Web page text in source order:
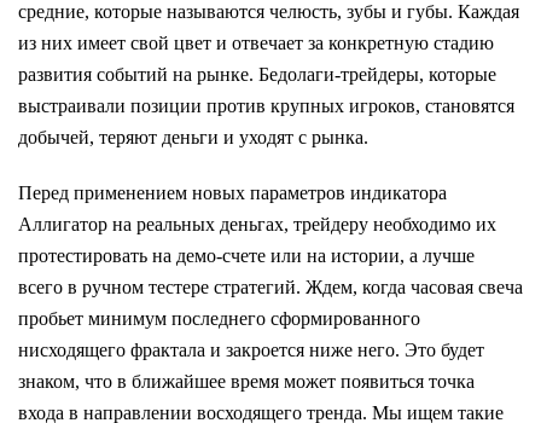
средние, которые называются челюсть, зубы и губы. Каждая
из них имеет свой цвет и отвечает за конкретную стадию
развития событий на рынке. Бедолаги-трейдеры, которые
выстраивали позиции против крупных игроков, становятся
добычей, теряют деньги и уходят с рынка.
Перед применением новых параметров индикатора
Аллигатор на реальных деньгах, трейдеру необходимо их
протестировать на демо-счете или на истории, а лучше
всего в ручном тестере стратегий. Ждем, когда часовая свеча
пробьет минимум последнего сформированного
нисходящего фрактала и закроется ниже него. Это будет
знаком, что в ближайшее время может появиться точка
входа в направлении восходящего тренда. Мы ищем такие